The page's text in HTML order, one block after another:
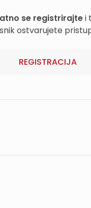
se registrirajtei
ostvarujete
REGISTRACIJA